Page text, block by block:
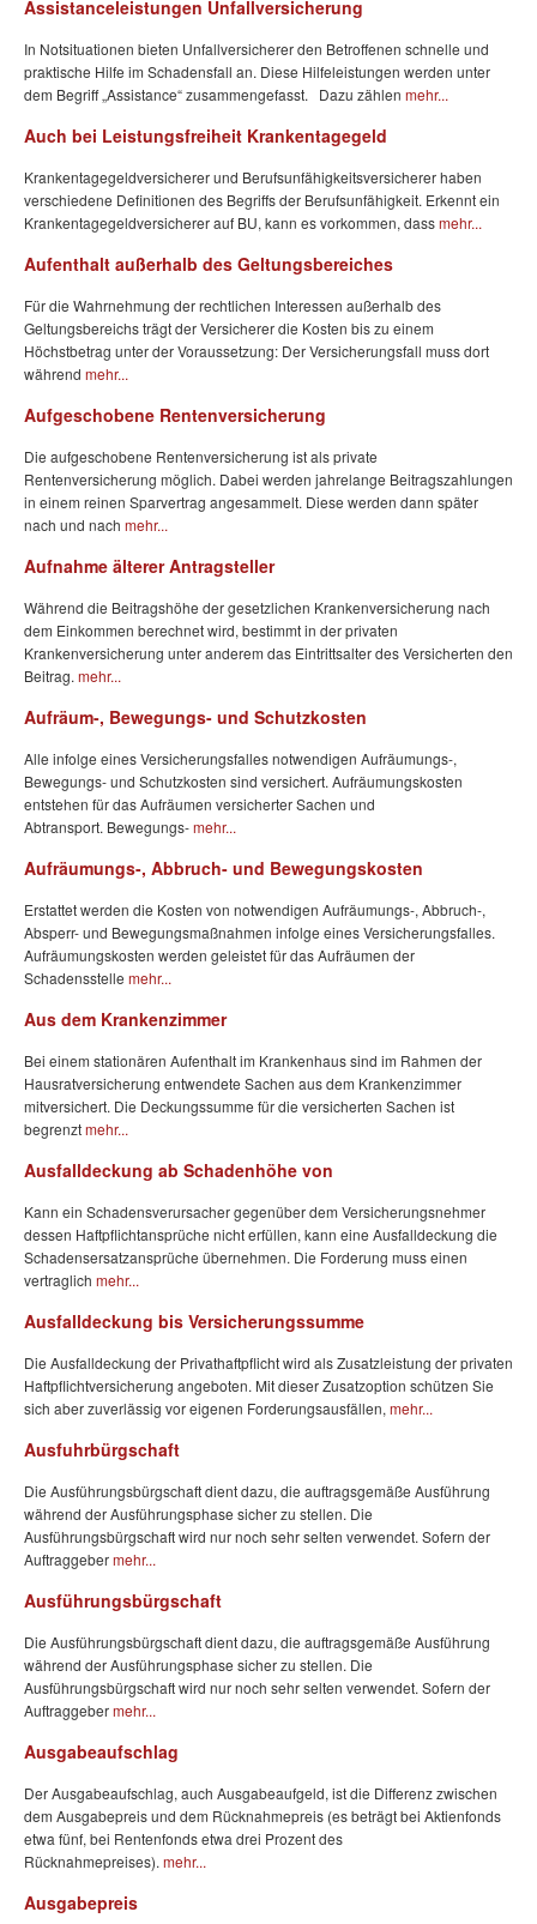
Assistanceleistungen Unfallversicherung
In Notsituationen bieten Unfallversicherer den Betroffenen schnelle und
praktische Hilfe im Schadensfall an. Diese Hilfeleistungen werden unter
dem Begriff „Assistance“ zusammengefasst. Dazu zählen mehr...
Auch bei Leistungsfreiheit Krankentagegeld
Krankentagegeldversicherer und Berufsunfähigkeitsversicherer haben
verschiedene Definitionen des Begriffs der Berufsunfähigkeit. Erkennt ein
Krankentagegeldversicherer auf BU, kann es vorkommen, dassmehr...
Aufenthalt außerhalb des Geltungsbereiches
Für die Wahrnehmung der rechtlichen Interessen außerhalb des
Geltungsbereichs trägt der Versicherer die Kosten bis zu einem
Höchstbetrag unter der Voraussetzung: Der Versicherungsfall muss dort
während mehr...
Aufgeschobene Rentenversicherung
Die aufgeschobene Rentenversicherung ist als private
Rentenversicherung möglich. Dabei werden jahrelange Beitragszahlungen
in einem reinen Sparvertrag angesammelt. Diese werden dann später
nach und nach mehr...
Aufnahme älterer Antragsteller
Während die Beitragshöhe der gesetzlichen Krankenversicherung nach
dem Einkommen berechnet wird, bestimmt in der privaten
Krankenversicherung unter anderem das Eintrittsalter des Versicherten den
Beitrag. mehr...
Aufräum-, Bewegungs- und Schutzkosten
Alle infolge eines Versicherungsfalles notwendigen Aufräumungs-,
Bewegungs- und Schutzkosten sind versichert. Aufräumungskosten
entstehen für das Aufräumen versicherter Sachen und
Abtransport. Bewegungs-mehr...
Aufräumungs-, Abbruch- und Bewegungskosten
Erstattet werden die Kosten von notwendigen Aufräumungs-, Abbruch-,
Absperr- und Bewegungsmaßnahmen infolge eines Versicherungsfalles.
Aufräumungskosten werden geleistet für das Aufräumen der
Schadensstelle mehr...
Aus dem Krankenzimmer
Bei einem stationären Aufenthalt im Krankenhaus sind im Rahmen der
Hausratversicherung entwendete Sachen aus dem Krankenzimmer
mitversichert. Die Deckungssumme für die versicherten Sachen ist
begrenztmehr...
Ausfalldeckung ab Schadenhöhe von
Kann ein Schadensverursacher gegenüber dem Versicherungsnehmer
dessen Haftpflichtansprüche nicht erfüllen, kann eine Ausfalldeckung die
Schadensersatzansprüche übernehmen. Die Forderung muss einen
vertraglich mehr...
Ausfalldeckung bis Versicherungssumme
Die Ausfalldeckung der Privathaftpflicht wird als Zusatzleistung der privaten
Haftpflichtversicherung angeboten. Mit dieser Zusatzoption schützen Sie
sich aber zuverlässig vor eigenen Forderungsausfällen, mehr...
Ausfuhrbürgschaft
Die Ausführungsbürgschaft dient dazu, die auftragsgemäße Ausführung
während der Ausführungsphase sicher zu stellen. Die
Ausführungsbürgschaft wird nur noch sehr selten verwendet. Sofern der
Auftraggebermehr...
Ausführungsbürgschaft
Die Ausführungsbürgschaft dient dazu, die auftragsgemäße Ausführung
während der Ausführungsphase sicher zu stellen. Die
Ausführungsbürgschaft wird nur noch sehr selten verwendet. Sofern der
Auftraggebermehr...
Ausgabeaufschlag
Der Ausgabeaufschlag, auch Ausgabeaufgeld, ist die Differenz zwischen
dem Ausgabepreis und dem Rücknahmepreis (es beträgt bei Aktienfonds
etwa fünf, bei Rentenfonds etwa drei Prozent des
Rücknahmepreises).mehr...
Ausgabepreis